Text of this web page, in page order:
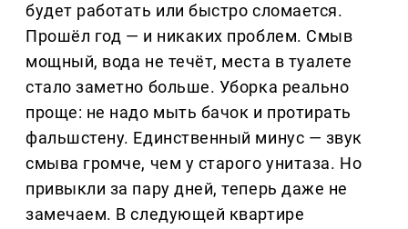
будет работать или быстро сломается.
Прошёл год — и никаких проблем. Смыв
мощный, вода не течёт, места в туалете
стало заметно больше. Уборка реально
проще: не надо мыть бачок и протирать
фальшстену. Единственный минус — звук
смыва громче, чем у старого унитаза. Но
привыкли за пару дней, теперь даже не
замечаем. В следующей квартире